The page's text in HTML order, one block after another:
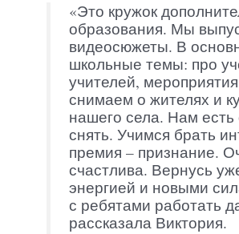
«Это кружок
образования. Мы
видеосюжеты. В
школьные темы: про
учителей,
снимаем о жителях и
нашего села. Нам есть
снять. Учимся брать
премия – признание.
счастлива. Вернусь
энергией и новыми
с ребятами работать
рассказала Виктория.